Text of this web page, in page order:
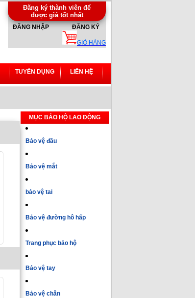
Đăng ký thành viên để
được giá tốt nhất
ĐĂNG NHẬP ĐĂNG KÝ
GIỎ HÀNG
TUYỂN DỤNG LIÊN HỆ
MỤC BẢO HỘ LAO ĐỘNG
Bảo vệ đầu
Bảo vệ mắt
bảo vệ tai
Bảo vệ đường hô hấp
Trang phục bảo hộ
Bảo vệ tay
Bảo vệ chân